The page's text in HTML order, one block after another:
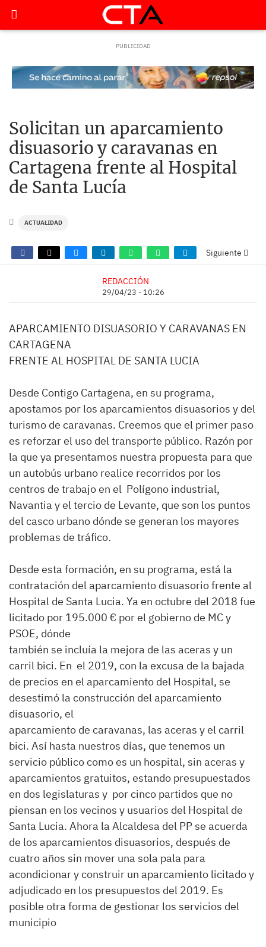
Solicitan un aparcamiento
disuasorio y caravanas en
Cartagena frente al Hospital
de Santa Lucía
ACTUALIDAD
Siguiente
REDACCIÓN
29/04/23 - 10:26
APARCAMIENTO DISUASORIO Y CARAVANAS EN
CARTAGENA
FRENTE AL HOSPITAL DE SANTA LUCIA
Desde Contigo Cartagena, en su programa,
apostamos por los aparcamientos disuasorios y del
turismo de caravanas. Creemos que el primer paso
es reforzar el uso del transporte público. Razón por
la que ya presentamos nuestra propuesta para que
un autobús urbano realice recorridos por los
centros de trabajo en el Polígono industrial,
Navantia y el tercio de Levante, que son los puntos
del casco urbano dónde se generan los mayores
problemas de tráfico.
Desde esta formación, en su programa, está la
contratación del aparcamiento disuasorio frente al
Hospital de Santa Lucia. Ya en octubre del 2018 fue
licitado por 195.000 € por el gobierno de MC y
PSOE, dónde
también se incluía la mejora de las aceras y un
carril bici. En el 2019, con la excusa de la bajada
de precios en el aparcamiento del Hospital, se
desestimó la construcción del aparcamiento
disuasorio, el
aparcamiento de caravanas, las aceras y el carril
bici. Así hasta nuestros días, que tenemos un
servicio público como es un hospital, sin aceras y
aparcamientos gratuitos, estando presupuestados
en dos legislaturas y por cinco partidos que no
piensan en los vecinos y usuarios del Hospital de
Santa Lucia. Ahora la Alcaldesa del PP se acuerda
de los aparcamientos disuasorios, después de
cuatro años sin mover una sola pala para
acondicionar y construir un aparcamiento licitado y
adjudicado en los presupuestos del 2019. Es
posible otra forma de gestionar los servicios del
municipio